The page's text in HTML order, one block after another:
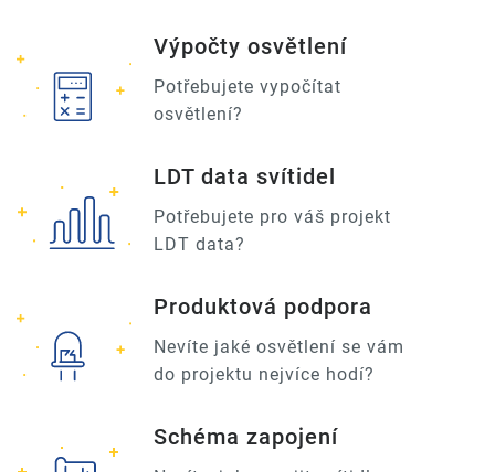
Výpočty osvětlení
Potřebujete vypočítat
osvětlení?
LDT data svítidel
Potřebujete pro váš projekt
LDT data?
Produktová podpora
Nevíte jaké osvětlení se vám
do projektu nejvíce hodí?
Schéma zapojení